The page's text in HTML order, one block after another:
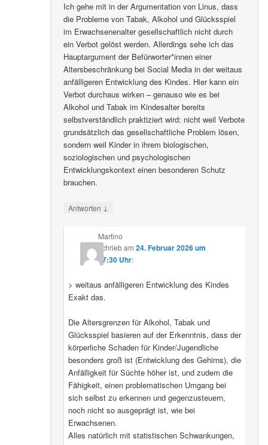
Ich gehe mit in der Argumentation von Linus, dass
die Probleme von Tabak, Alkohol und Glücksspiel
im Erwachsenenalter gesellschaftlich nicht durch
ein Verbot gelöst werden. Allerdings sehe ich das
Hauptargument der Befürworter*innen einer
Altersbeschränkung bei Social Media in der weitaus
anfälligeren Entwicklung des Kindes. Hier kann ein
Verbot durchaus wirken – genauso wie es bei
Alkohol und Tabak im Kindesalter bereits
selbstverständlich praktiziert wird: nicht weil Verbote
grundsätzlich das gesellschaftliche Problem lösen,
sondern weil Kinder in ihrem biologischen,
soziologischen und psychologischen
Entwicklungskontext einen besonderen Schutz
brauchen.
Antworten ↓
Martino
schriebam 24. Februar 2026 um
07:30 Uhr:
> weitaus anfälligeren Entwicklung des Kindes
Exakt das.
Die Altersgrenzen für Alkohol, Tabak und
Glücksspiel basieren auf der Erkenntnis, dass der
körperliche Schaden für Kinder/Jugendliche
besonders groß ist (Entwicklung des Gehirns), die
Anfälligkeit für Süchte höher ist, und zudem die
Fähigkeit, einen problematischen Umgang bei
sich selbst zu erkennen und gegenzusteuern,
noch nicht so ausgeprägt ist, wie bei
Erwachsenen.
Alles natürlich mit statistischen Schwankungen,